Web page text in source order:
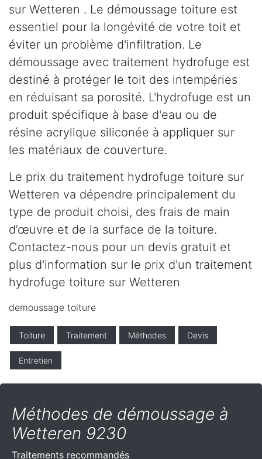
sur Wetteren . Le démoussage toiture est
essentiel pour la longévité de votre toit et
éviter un problème d'infiltration. Le
démoussage avec traitement hydrofuge est
destiné à protéger le toit des intempéries
en réduisant sa porosité. L'hydrofuge est un
produit spécifique à base d'eau ou de
résine acrylique siliconée à appliquer sur
les matériaux de couverture.
Le prix du traitement hydrofuge toiture sur
Wetteren va dépendre principalement du
type de produit choisi, des frais de main
d’œuvre et de la surface de la toiture.
Contactez-nous pour un devis gratuit et
plus d'information sur le prix d'un traitement
hydrofuge toiture sur Wetteren
demoussage toiture
Toiture Traitement Méthodes Devis
Entretien
Méthodes de démoussage à
Wetteren 9230
Traitements recommandés